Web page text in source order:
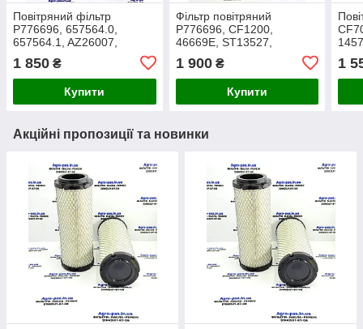
Повітряний фільтр
P776696, 657564.0,
657564.1, AZ26007,
5000802978,
F280200090030, CF1200
1 850 ₴
Купити
Фільтр повітряний
P776696, CF1200,
46669E, ST13527,
SA6044, A1511, LXS421,
AZ26007, SA11791,
E116LS
1 900₴
Купити
1
Акційні пропозиції та новинки